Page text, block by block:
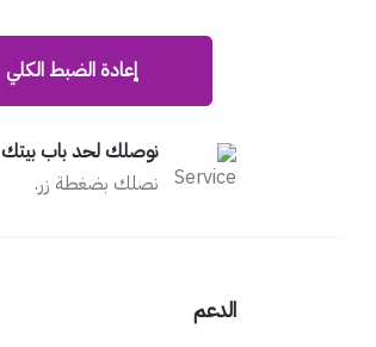
إعادة الضبط الكلي
نوصلك لحد باب بيتك
نصلك بضغطة زر.
الدعم